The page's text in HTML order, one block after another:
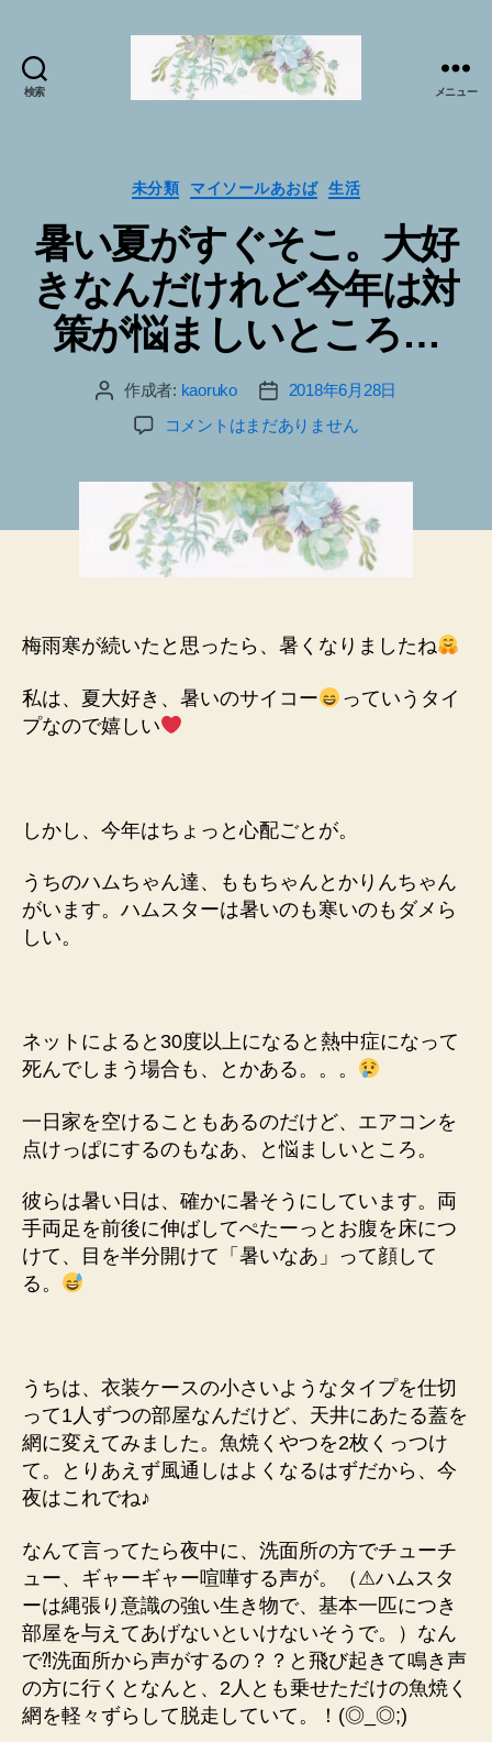
検索
ー
プ
ラ
ク
テ
ィ
ス
で
sabai♪
か
の
日
記
メニュー
カ
ゴ
リ
ー
未分類 マイソールあおば 生活
暑い夏がすぐそこ。大好
きなんだけれど今年は対
策が悩ましいところ…
投 作成者: kaoruko
投
稿
2018年6月28日
暑
が
す
ぐ
そ
好
ん
だ
今
は
対
い
と
ろ…
へ
コメントはまだありません
梅雨寒が続いたと思ったら、暑くなりましたね
私は、夏大好き、暑いのサイコー
っていうタイ
プなので嬉しい
しかし、今年はちょっと心配ごとが。
うちのハムちゃん達、ももちゃんとかりんちゃん
がいます。ハムスターは暑いのも寒いのもダメら
しい。
ネットによると30度以上になると熱中症になって
死んでしまう場合も、とかある。。。
一日家を空けることもあるのだけど、エアコンを
点けっぱにするのもなあ、と悩ましいところ。
彼らは暑い日は、確かに暑そうにしています。両
手両足を前後に伸ばしてぺたーっとお腹を床につ
けて、目を半分開けて「暑いなあ」って顔して
る。
うちは、衣装ケースの小さいようなタイプを仕切
って1人ずつの部屋なんだけど、天井にあたる蓋を
網に変えてみました。魚焼くやつを2枚くっつけ
て。とりあえず風通しはよくなるはずだから、今
夜はこれでね♪
なんて言ってたら夜中に、洗面所の方でチューチ
ュー、ギャーギャー喧嘩する声が。（⚠ハムスタ
ーは縄張り意識の強い生き物で、基本一匹につき
部屋を与えてあげないといけないそうで。）なん
で⁈洗面所から声がするの？？と飛び起きて鳴き声
の方に行くとなんと、2人とも乗せただけの魚焼く
網を軽々ずらして脱走していて。！(◎_◎;)